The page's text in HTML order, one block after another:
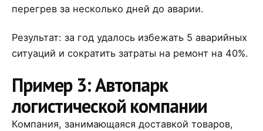
перегрев за несколько дней до аварии.
Результат: за год удалось избежать 5 аварийных
ситуаций и сократить затраты на ремонт на 40%.
Пример 3: Автопарк
логистической компании
Компания, занимающаяся доставкой товаров,